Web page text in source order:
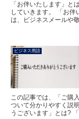
「お伴いたします」と
していきます。 「お伴
は、ビジネスメールや
ビジネス用語
この記事では、「ご購
ついて分かりやすく説
うございます」とは?